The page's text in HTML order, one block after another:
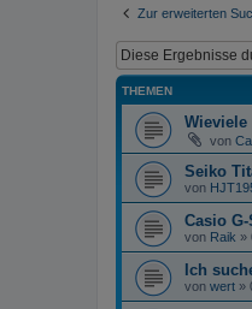
Zur erweiterten
THEMEN
Wieviele
von
Seiko
von
Casio
von Raik »
Ich
von wert »